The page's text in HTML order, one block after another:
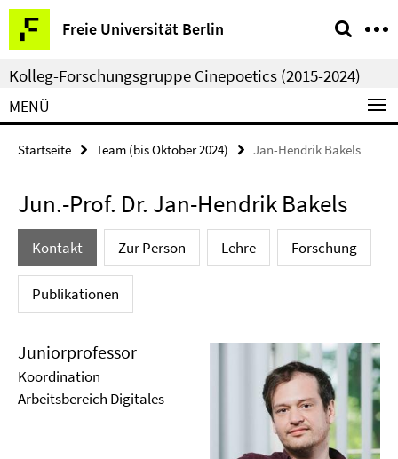
Springe
direkt
zu
Inhalt
Freie Universität Berlin
Service-
Navigation
Kolleg-Forschungsgruppe Cinepoetics (2015-2024)
MENÜ
Startseite Team (bis Oktober 2024) Jan-Hendrik Bakels
Jun.-Prof. Dr. Jan-Hendrik Bakels
Kontakt Zur Person Lehre Forschung
Publikationen
Juniorprofessor
Koordination
Arbeitsbereich Digitales